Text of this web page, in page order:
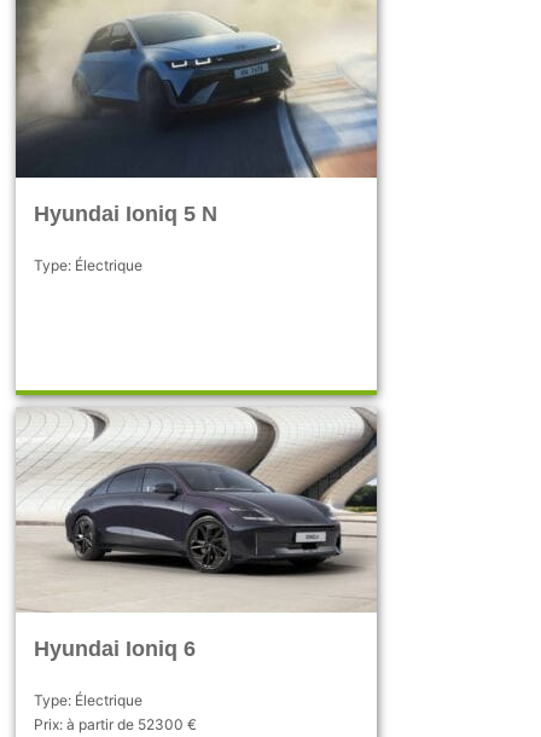
Hyundai Ioniq 5 N
Type: Électrique
Hyundai Ioniq 6
Type: Électrique
Prix: à partir de 52300 €